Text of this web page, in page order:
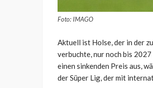
Foto: IMAGO
Aktuell ist Holse, der in der
verbuchte, nur noch bis
einen sinkenden Preis aus,
der Süper Lig, der mit